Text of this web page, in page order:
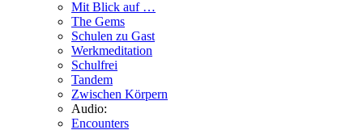
Mit Blick auf …
The Gems
Schulen zu Gast
Werkmeditation
Schulfrei
Tandem
Zwischen Körpern
Audio:
Encounters